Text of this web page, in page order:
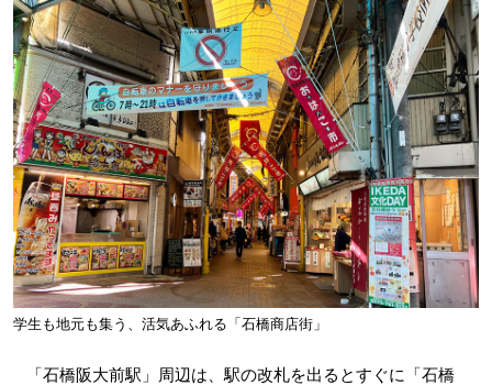
学生も地元も集う、活気あふれる「石橋商店街」
「石橋阪大前駅」周辺は、駅の改札を出るとすぐに「石橋